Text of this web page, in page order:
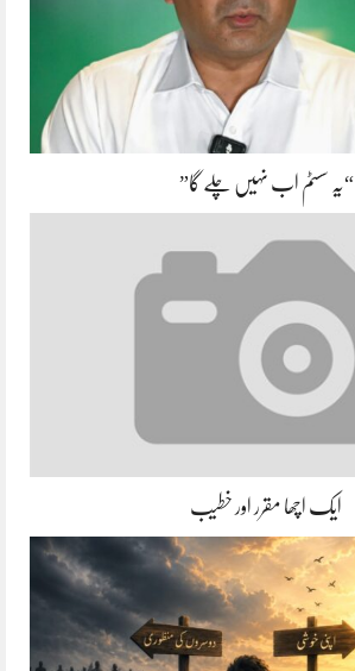
“یہ سسٹم اب نہیں چلے گا”
ایک اچھا مقرر اور خطیب